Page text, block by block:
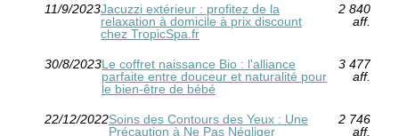
11/9/2023Jacuzzi extérieur : profitez de la
relaxation à domicile à prix discount
chez TropicSpa.fr
2 840
aff.
30/8/2023Le coffret naissance Bio : l'alliance
parfaite entre douceur et naturalité pour
le bien-être de bébé
3 477
aff.
22/12/2022Soins des Contours des Yeux : Une
Précaution à Ne Pas Négliger
2 746
aff.